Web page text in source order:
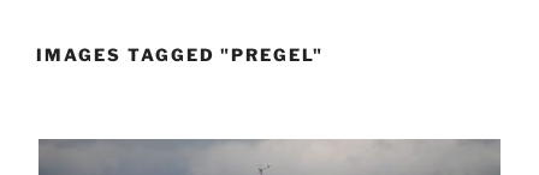
IMAGES TAGGED "PREGEL"